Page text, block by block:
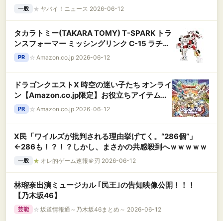
一般 ★ ヤバイ！ニュース 2026-06-12
タカラトミー(TAKARA TOMY) T-SPARK トラ
ンスフォーマー ミッシングリンク C-15 ラチェ
ット 可動フィギュア
PR ☆ Amazon.co.jp 2026-06-12
ドラゴンクエストX 時空の迷い子たち オンライ
ン【Amazon.co.jp限定】お役立ちアイテムセ
ット 【予約特典】あたま装備 2種 配信 |ダウン
ロード版
PR ☆ Amazon.co.jp 2026-06-12
X民「ワイルズが批判される理由挙げてく。“286個”」
←286も！？！？しかし、まさかの共感殺到へｗｗｗｗｗ
一般 ★ オレ的ゲーム速報＠刃 2026-06-12
林瑠奈出演ミュージカル ｢民王｣の告知映像公開！！！
【乃木坂46】
芸能 ☆ 坂道情報通～乃木坂46まとめ～ 2026-06-12